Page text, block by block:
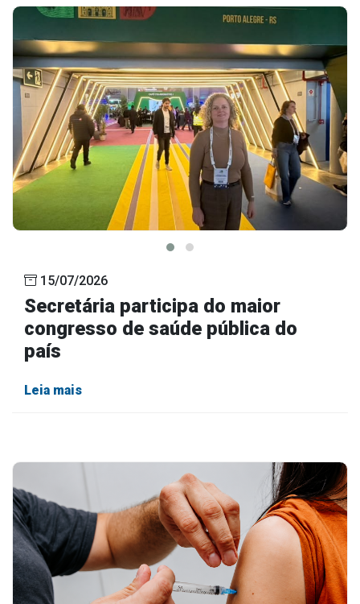
15/07/2026
Secretária participa do maior
congresso de saúde pública do
país
Leia mais